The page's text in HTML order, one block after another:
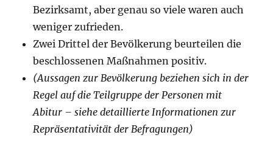
Bezirksamt, aber genau so viele waren auch
weniger zufrieden.
Zwei Drittel der Bevölkerung beurteilen die
beschlossenen Maßnahmen positiv.
(Aussagen zur Bevölkerung beziehen sich in der
Regel auf die Teilgruppe der Personen mit
Abitur – siehe detaillierte Informationen zur
Repräsentativität der Befragungen)